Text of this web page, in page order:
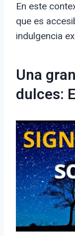
En este
que es
indulgencia
Una
dulces: